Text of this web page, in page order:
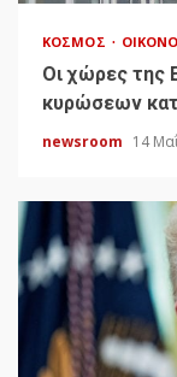
ΚΌΣΜΟΣ
Οι χώρες της
κυρώσεων
newsroom 14